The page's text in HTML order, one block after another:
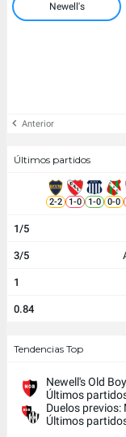
Newell's
Anterior
Últimos partidos
2-2 1-0 1-0 0-0
1/5
3/5
1
0.84
Tendencias Top
Newell's Old
Últimos
Duelos
Últimos